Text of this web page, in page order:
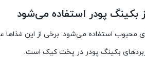
بکینگ پودر استفاده می‌شود
محبوب استفاده می‌شود. برخی از این غذاها
بکینگ پودر در پخت کیک است.